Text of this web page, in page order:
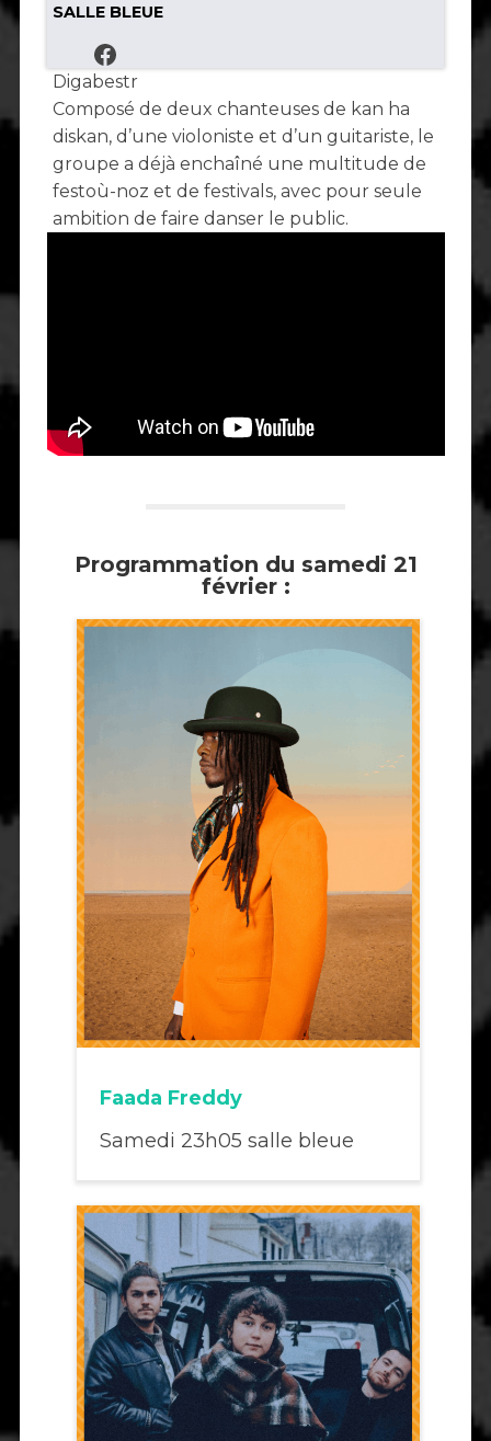
SALLE BLEUE
Digabestr
Composé de deux chanteuses de kan ha
diskan, d’une violoniste et d’un guitariste, le
groupe a déjà enchaîné une multitude de
festoù-noz et de festivals, avec pour seule
ambition de faire danser le public.
Programmation du samedi 21
février :
Faada Freddy
Samedi 23h05 salle bleue